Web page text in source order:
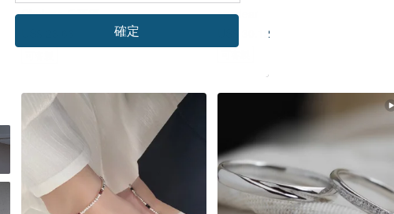
Chulena 丘萊娜
US$ 26.28
spedear
US$ 30.12
確定